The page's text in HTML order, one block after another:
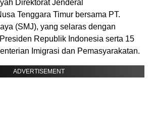
Direktorat Jenderal
Tenggara Timur bersama PT.
(SMJ), yang selaras dengan
Republik Indonesia serta 15
Imigrasi dan Pemasyarakatan.
ADVERTISEMENT